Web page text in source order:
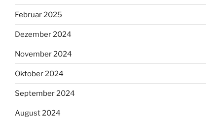
Februar 2025
Dezember 2024
November 2024
Oktober 2024
September 2024
August 2024